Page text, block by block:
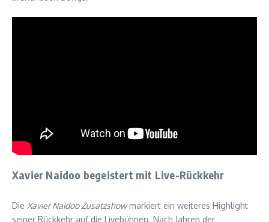
Xavier Naidoo begeistert mit Live-Rückkehr
Die Xavier Naidoo Zusatzshowmarkiert ein weiteres Highlight
seiner Rückkehr auf die Livebühnen. Nach Jahren der